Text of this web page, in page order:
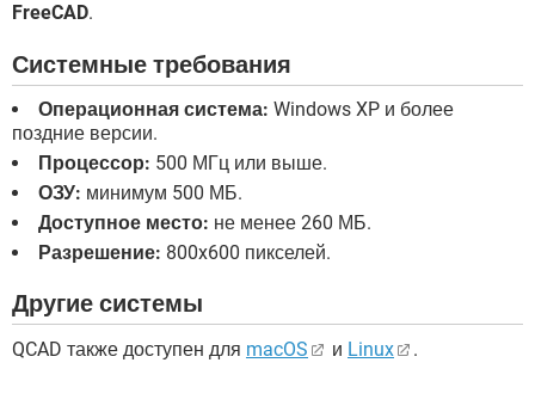
FreeCAD.
Системные требования
Операционная система: Windows XP и более
поздние версии.
Процессор: 500 МГц или выше.
ОЗУ: минимум 500 МБ.
Доступное место: не менее 260 МБ.
Разрешение: 800x600 пикселей.
Другие системы
QCAD также доступен для macOS и Linux .